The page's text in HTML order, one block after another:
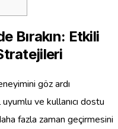
Bırakın: Etkili
göz ardı
ve kullanıcı dostu
fazla zaman geçirmesini